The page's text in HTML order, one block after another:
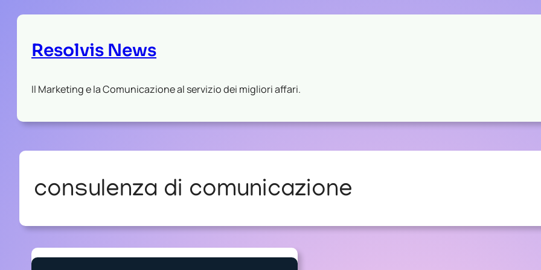
Resolvis News
Il Marketing e la Comunicazione al servizio dei migliori affari.
consulenza di comunicazione